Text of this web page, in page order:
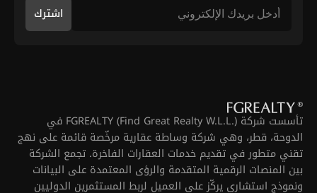
اشترك
تأسست شركة FGREALTY (Find Great Realty W.L.L.) في
الدوحة، قطر، وهي شركة وساطة عقارية مرخّصة قائمة على نهج
تقني متطور في تقديم خدمات العقارات الفاخرة. تجمع الشركة
بين المنصات الرقمية المتقدمة والرؤى المعتمدة على البيانات
ونموذج استشاري يركّز على العميل لربط المستثمرين الدوليين